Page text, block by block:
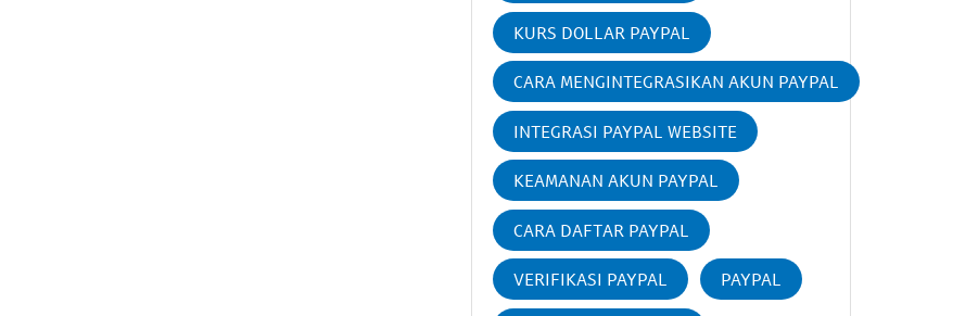
KURS DOLLAR PAYPAL
CARA MENGINTEGRASIKAN AKUN PAYPAL
INTEGRASI PAYPAL WEBSITE
KEAMANAN AKUN PAYPAL
CARA DAFTAR PAYPAL
VERIFIKASI PAYPAL PAYPAL